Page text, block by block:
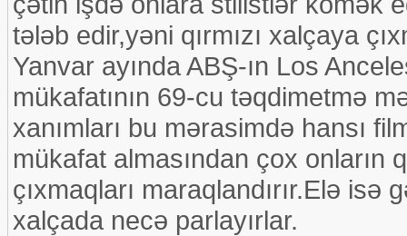
tələb edir,yəni qırmızı xalçaya
Yanvar ayında ABŞ-ın Los
mükafatının 69-cu təqdimetmə
xanımları bu mərasimdə hansı
mükafat almasından çox onların
çıxmaqları maraqlandırır.Elə isə
xalçada necə parlayırlar.